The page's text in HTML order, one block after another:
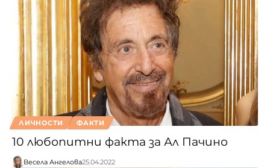
ЛИЧНОСТИ ФАКТИ
10 любопитни факта за Ал Пачино
Весела Ангелова25.04.2022